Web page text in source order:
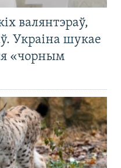
валянтэраў,
Украіна шукае
«чорным